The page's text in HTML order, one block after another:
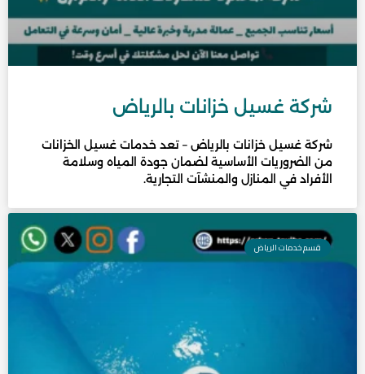
شركة غسيل خزانات بالرياض
شركة غسيل خزانات بالرياض – تعد خدمات غسيل الخزانات
من الضروريات الأساسية لضمان جودة المياه وسلامة
الأفراد في المنازل والمنشآت التجارية.
قسم خدمات الرياض